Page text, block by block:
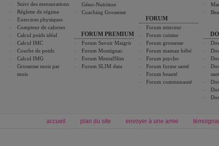
Suivi des mensurations
Réglette de régime
Exercices physiques
Compteur de calories
Calcul poids idéal
Calcul IMC
Courbe de poids
Calcul IMG
Grossesse mois par
mois
Géno-Nutrition
Coaching Grossesse
FORUM PREMIUM
Forum Savoir Maigrir
Forum Montignac
Forum MentalSlim
Forum SLIM data
FORUM
Forum minceur
Forum cuisine
Forum grossesse
Forum maman bébé
Forum psycho
Forum forme santé
Forum beauté
Forum communauté
accueil plan du site envoyer à une amie